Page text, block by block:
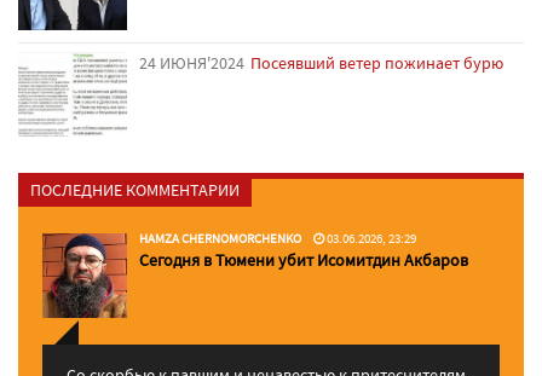
24 ИЮНЯ'2024 Посеявший ветер пожинает бурю
ПОСЛЕДНИЕ КОММЕНТАРИИ
HAMZA CHERNOMORCHENKO 03.06.2026, 23:29
Сегодня в Тюмени убит Исомитдин Акбаров